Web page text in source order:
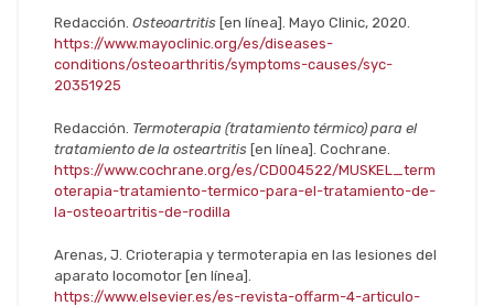
Redacción. Osteoartritis [en línea]. Mayo Clinic, 2020.
https://www.mayoclinic.org/es/diseases-
conditions/osteoarthritis/symptoms-causes/syc-
20351925
Redacción. Termoterapia (tratamiento térmico) para el
tratamiento de la osteartritis [en línea]. Cochrane.
https://www.cochrane.org/es/CD004522/MUSKEL_term
oterapia-tratamiento-termico-para-el-tratamiento-de-
la-osteoartritis-de-rodilla
Arenas, J. Crioterapia y termoterapia en las lesiones del
aparato locomotor [en línea].
https://www.elsevier.es/es-revista-offarm-4-articulo-